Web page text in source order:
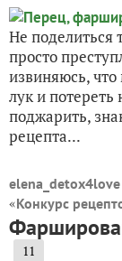
Не поделиться
просто
извиняюсь,
лук и потереть
поджарить,
рецепта...
elena_detox4love
«Конкурс
11